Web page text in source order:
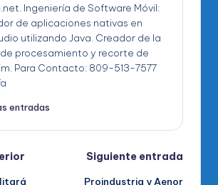
Ingeniería de Software Móvil:
de aplicaciones nativas en
utilizando Java. Creador de la
procesamiento y recorte de
Para Contacto: 809-513-7577
entradas
Siguiente entrada
Proindustria y Aenor